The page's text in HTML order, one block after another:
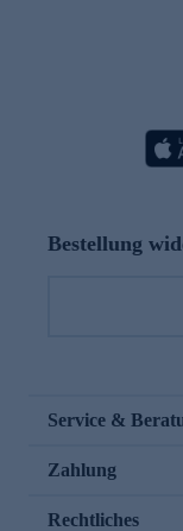
Bestellung
Service &
Zahlung
Rechtliches